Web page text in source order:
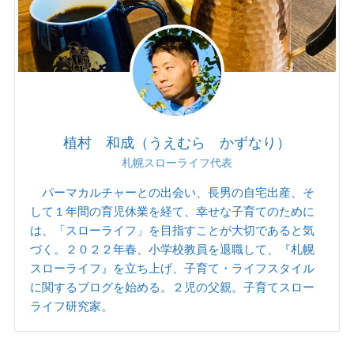
植村 和成（うえむら かずなり）
札幌スローライフ代表
パーマカルチャーとの出会い、長男の自宅出産、そ
して１年間の育児休業を経て、幸せな子育てのために
は、「スローライフ」を目指すことが大切であると気
づく。２０２２年春、小学校教員を退職して、『札幌
スローライフ』を立ち上げ、子育て・ライフスタイル
に関するブログを始める。２児の父親。子育てスロー
ライフ研究家。